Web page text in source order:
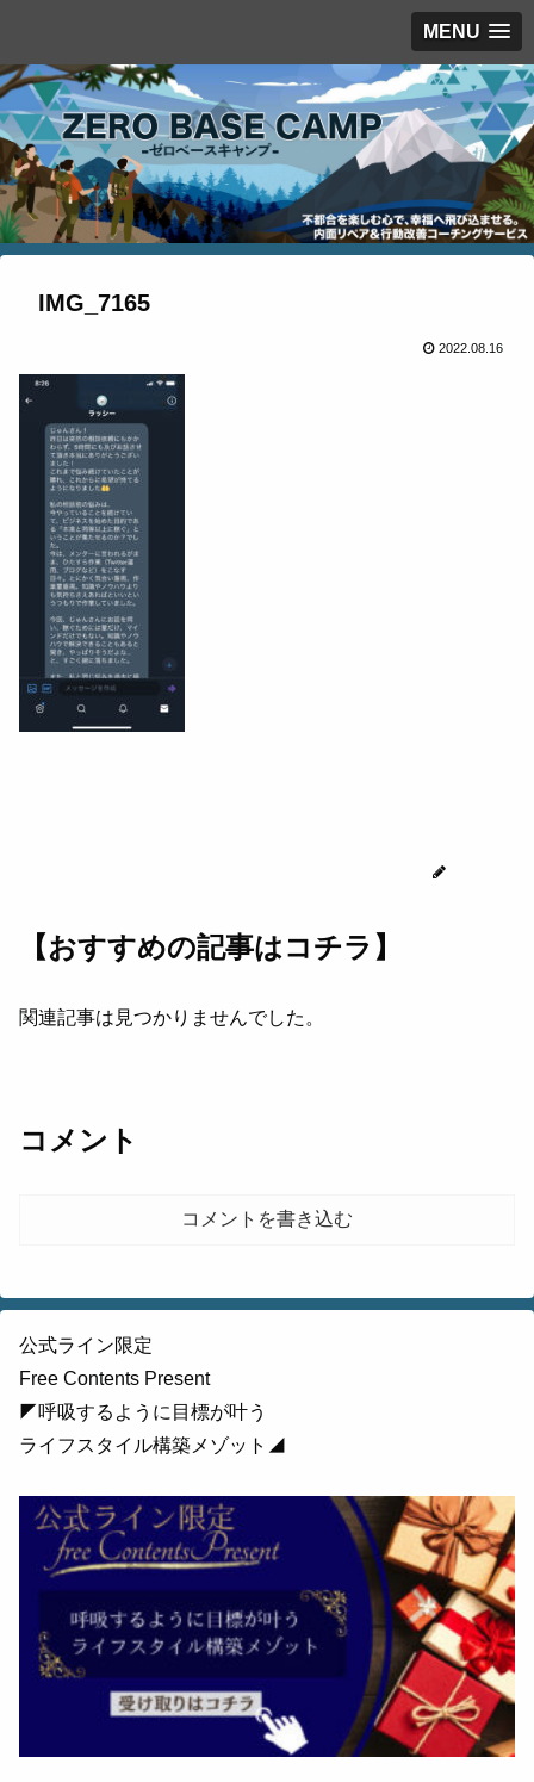
MENU
IMG_7165
2022.08.16
【おすすめの記事はコチラ】
関連記事は見つかりませんでした。
コメント
コメントを書き込む
公式ライン限定
Free Contents Present
◤呼吸するように目標が叶う
ライフスタイル構築メゾット◢